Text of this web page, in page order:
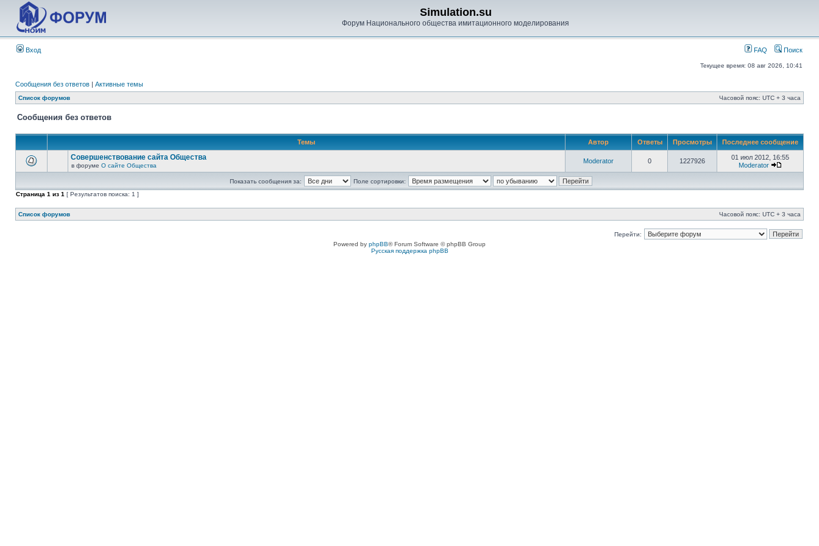
Simulation.su
Форум Национального общества имитационного моделирования
Вход FAQ Поиск
Текущее время: 08 авг 2026, 10:41
Сообщения без ответов | Активные темы
Список форумов Часовой пояс: UTC + 3 часа
Сообщения без ответов
Темы Автор Ответы Просмотры Последнее сообщение
Совершенствование сайта Общества
в форуме О сайте Общества
Moderator 0 1227926
01 июл 2012, 16:55
Moderator
Показать сообщения за:
Поле сортировки:
Страница 1 из 1 [ Результатов поиска: 1 ]
Список форумов Часовой пояс: UTC + 3 часа
Перейти:
Powered by phpBB® Forum Software © phpBB Group
Русская поддержка phpBB